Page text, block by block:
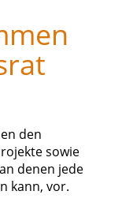
den
sowie
denen jede
kann, vor.